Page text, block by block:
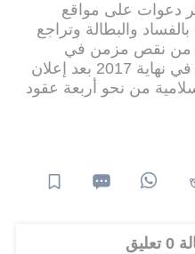
دعوات على مواقع
والبطالة وتراجع
من نقص مزمن في
الكهرباء ومياه الشرب، وخرج في نهاية 2017 بعد إعلان
من نحو أربعة عقود